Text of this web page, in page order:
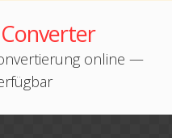
online —